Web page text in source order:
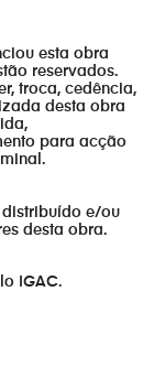
esta obra
reservados.
troca, cedência,
desta obra
para acção
distribuído e/ou
desta obra.
IGAC.